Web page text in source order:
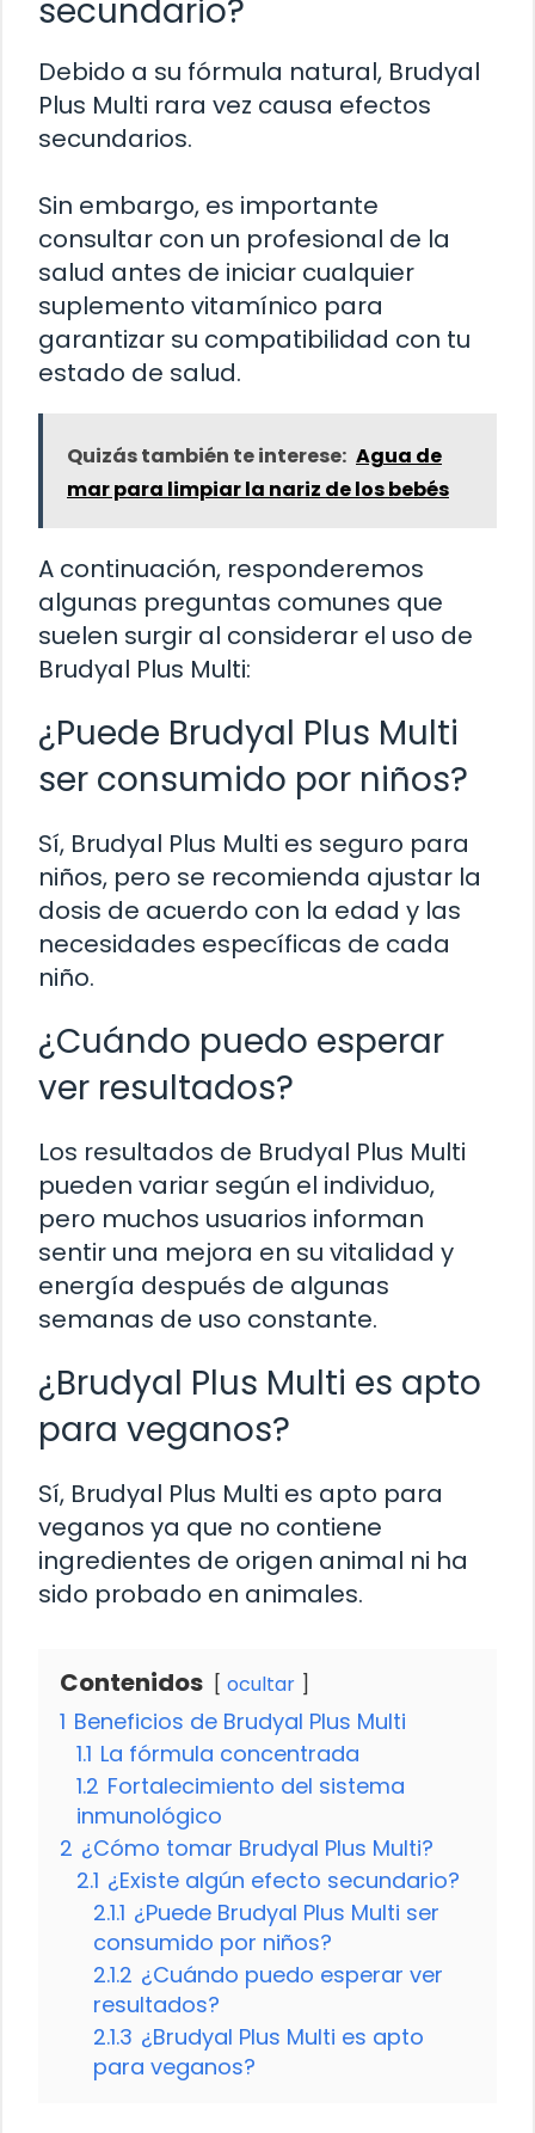
secundario?
Debido a su fórmula natural, Brudyal
Plus Multi rara vez causa efectos
secundarios.
Sin embargo, es importante
consultar con un profesional de la
salud antes de iniciar cualquier
suplemento vitamínico para
garantizar su compatibilidad con tu
estado de salud.
Quizás también te interese: Agua de
mar para limpiar la nariz de los bebés
A continuación, responderemos
algunas preguntas comunes que
suelen surgir al considerar el uso de
Brudyal Plus Multi:
¿Puede Brudyal Plus Multi
ser consumido por niños?
Sí, Brudyal Plus Multi es seguro para
niños, pero se recomienda ajustar la
dosis de acuerdo con la edad y las
necesidades específicas de cada
niño.
¿Cuándo puedo esperar
ver resultados?
Los resultados de Brudyal Plus Multi
pueden variar según el individuo,
pero muchos usuarios informan
sentir una mejora en su vitalidad y
energía después de algunas
semanas de uso constante.
¿Brudyal Plus Multi es apto
para veganos?
Sí, Brudyal Plus Multi es apto para
veganos ya que no contiene
ingredientes de origen animal ni ha
sido probado en animales.
Contenidos ocultar
1 Beneficios de Brudyal Plus Multi
1.1 La fórmula concentrada
1.2 Fortalecimiento del sistema
inmunológico
2 ¿Cómo tomar Brudyal Plus Multi?
2.1 ¿Existe algún efecto secundario?
2.1.1 ¿Puede Brudyal Plus Multi ser
consumido por niños?
2.1.2 ¿Cuándo puedo esperar ver
resultados?
2.1.3 ¿Brudyal Plus Multi es apto
para veganos?